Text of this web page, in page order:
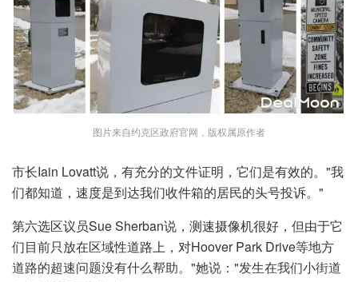
图片来自约克区政府官网，版权属原作者
市长Iain Lovatt说，有充分的文件证明，它们是有效的。"我
们都知道，速度是到达我们收件箱的居民的头号投诉。"
第六选区议员Sue Sherban说，测速摄像机很好，但由于它
们目前只放在区域性道路上，对Hoover Park Drive等地方
道路的超速问题没有什么帮助。"她说："发生在我们小街道